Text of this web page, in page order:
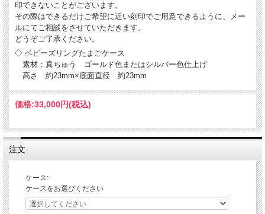
印できないことがございます。
その際はできるだけご希望に近い刻印でご用意できるように、メー
ルにてご相談をさせていただきます。
どうぞご了承ください。
◇ ベビーズリングたまごケース
素材：真ちゅう ゴールド色またはシルバー色仕上げ
高さ 約23mm×底面直径 約23mm
価格:33,000円(税込)
注文
ケース:
ケースをお選びください